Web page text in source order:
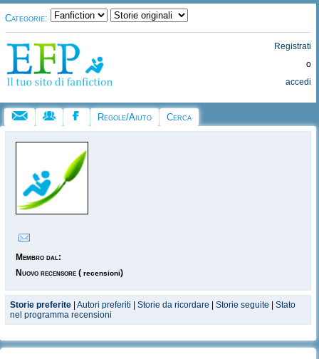
Categorie:
Registrati
o
accedi
Regole/Aiuto Cerca
Membro dal:
Nuovo recensore ( recensioni)
Storie preferite Autori preferiti Storie da ricordare Storie seguite
Stato
nel programma recensioni